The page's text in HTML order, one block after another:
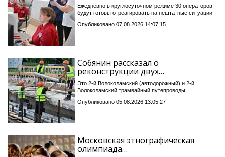
Ежедневно в круглосуточном режиме 30 операторов
будут готовы отреагировать на нештатные ситуации
Опубликовано 07.08.2026 14:07:15
Собянин рассказал о
реконструкции двух…
Это 2-й Волоколамский (автодорожный) и 2-й
Волоколамский трамвайный путепроводы
Опубликовано 05.08.2026 13:05:27
Московская этнографическая
олимпиада…